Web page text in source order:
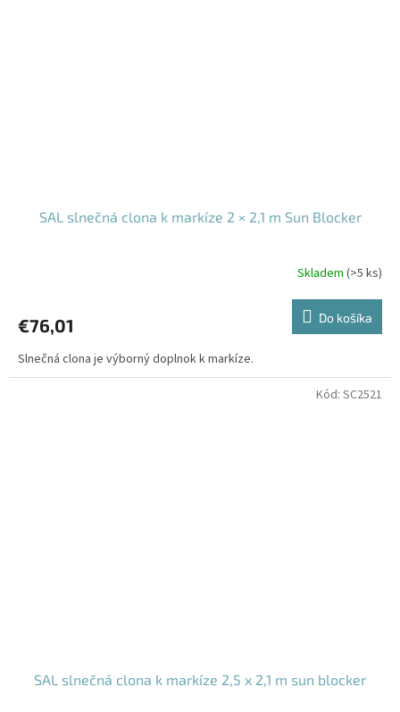
SAL slnečná clona k markíze 2 × 2,1 m Sun Blocker
Skladem (>5 ks)
€76,01 Do košíka
Slnečná clona je výborný doplnok k markíze.
SAL slnečná clona k markíze 2,5 x 2,1 m sun blocker
Kód: SC2521